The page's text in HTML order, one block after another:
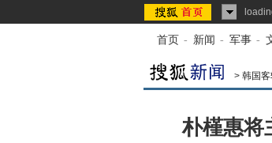
首页 - 新闻 - 军事 -
> 韩国
朴槿惠将